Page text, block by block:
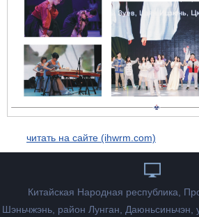
читать на сайте (ihwrm.com)
Китайская Народная республика,
Шэньчжэнь, район Лунган,